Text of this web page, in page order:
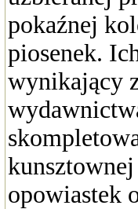
pokaźnej
piosenek.
wynikający
opowiastek